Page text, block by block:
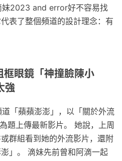
2023 and error好不容易找
表了整個頻道的設計理念：有
眼鏡「神撞臉陳小
強
「蘋蘋澎澎」，以「關於外流
題上傳最新影片。 她說，上周
群組看到她的外流影片，還附
」。 滴妹先前曾和阿滴一起